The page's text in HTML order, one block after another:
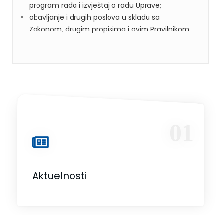
program rada i izvještaj o radu Uprave;
obavljanje i drugih poslova u skladu sa
Zakonom, drugim propisima i ovim Pravilnikom.
Aktuelnosti